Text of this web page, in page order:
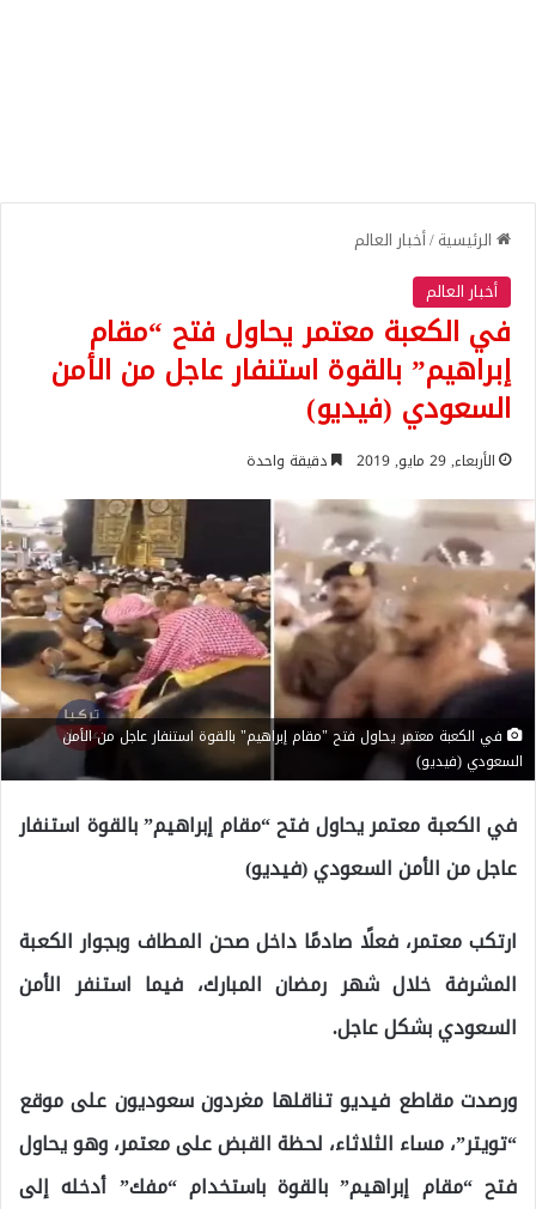
الرئيسية/أخبار العالم
أخبار العالم
في الكعبة معتمر يحاول فتح “مقام
إبراهيم” بالقوة استنفار عاجل من الأمن
السعودي (فيديو)
الأربعاء, 29 مايو, 2019 دقيقة واحدة
في الكعبة معتمر يحاول فتح "مقام إبراهيم" بالقوة استنفار عاجل من الأمن
السعودي (فيديو)
في الكعبة معتمر يحاول فتح “مقام إبراهيم” بالقوة استنفار
عاجل من الأمن السعودي (فيديو)
ارتكب معتمر، فعلًا صادمًا داخل صحن المطاف وبجوار الكعبة
المشرفة خلال شهر رمضان المبارك، فيما استنفر الأمن
السعودي بشكل عاجل.
ورصدت مقاطع فيديو تناقلها مغردون سعوديون على موقع
“تويتر”، مساء الثلاثاء، لحظة القبض على معتمر، وهو يحاول
فتح “مقام إبراهيم” بالقوة باستخدام “مفك” أدخله إلى